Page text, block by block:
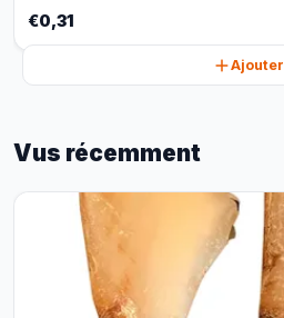
€0,31
Ajouter
Vus récemment